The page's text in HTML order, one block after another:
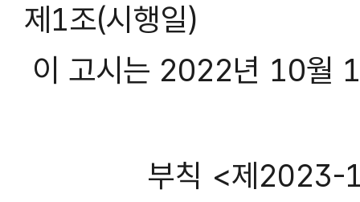
제1조(시행일)
이 고시는 2022년 10월
부칙 <제